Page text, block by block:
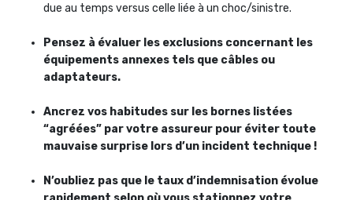
due au temps versus celle liée à un choc/sinistre.
Pensez à évaluer les exclusions concernant les
équipements annexes tels que câbles ou
adaptateurs.
Ancrez vos habitudes sur les bornes listées
“agréées” par votre assureur pour éviter toute
mauvaise surprise lors d’un incident technique !
N’oubliez pas que le taux d’indemnisation évolue